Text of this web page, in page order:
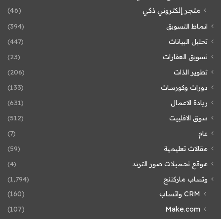
متجر إلكتروني ذكي
(46)
انماط التسويق
(394)
تحليل البيانات
(447)
تسويق العقارات
(23)
تطوير الذات
(206)
دورات وكورسات
(133)
ريادة الاعمال
(631)
سوق الافلييت
(512)
عام
(7)
مقالات تعليمية
(59)
موقع تحميلات صور الترند
(4)
وتساب ماركتنج
(1٬794)
CRM واتساب
(160)
Make.com
(107)